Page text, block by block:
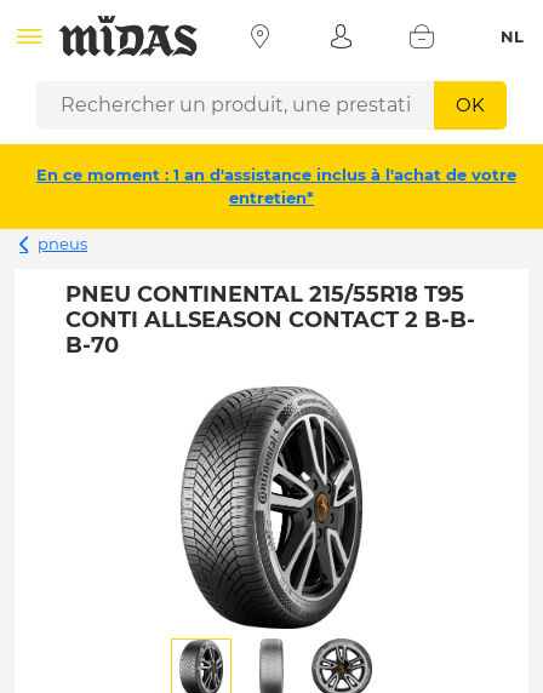
NL
OK
En ce moment : 1 an d'assistance inclus à l'achat de votre
entretien*
pneus
PNEU CONTINENTAL 215/55R18 T95
CONTI ALLSEASON CONTACT 2 B-B-
B-70